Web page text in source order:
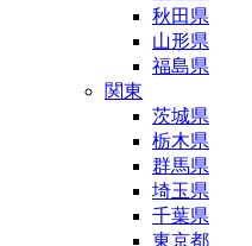
秋田県
山形県
福島県
関東
茨城県
栃木県
群馬県
埼玉県
千葉県
東京都